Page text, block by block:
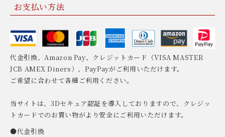
お支払い方法
代金引換、Amazon Pay、クレジットカード（VISA MASTER
JCB AMEX Diners）、PayPayがご利用いただけます。
ご希望に合わせて各種ご利用ください。
当サイトは、3Dセキュア認証を導入しておりますので、クレジッ
トカードでのお買い物がより安全にご利用いただけます。
●代金引換